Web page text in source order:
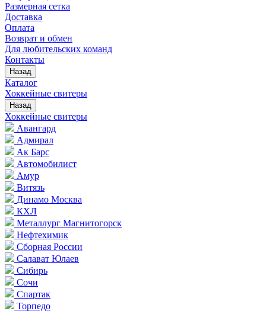
Размерная сетка
Доставка
Оплата
Возврат и обмен
Для любительских команд
Контакты
Назад
Каталог
Хоккейные свитеры
Назад
Хоккейные свитеры
Авангард
Адмирал
Ак Барс
Автомобилист
Амур
Витязь
Динамо Москва
КХЛ
Металлург Магнитогорск
Нефтехимик
Сборная России
Салават Юлаев
Сибирь
Сочи
Спартак
Торпедо